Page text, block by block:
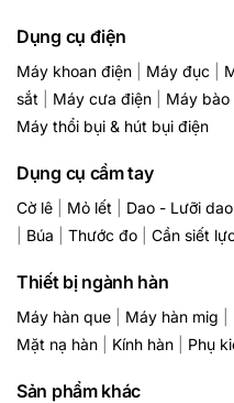
Dụng cụ điện
Máy khoan điện Máy đục
sắt
Máy cưa điện Máy bào
Máy thổi bụi & hút bụi điện
Dụng cụ cầm tay
Cờ lê Mỏ lết Dao - Lưỡi dao
Búa Thước đo Cần siết
Thiết bị ngành hàn
Máy hàn que Máy hàn mig
Mặt nạ hàn
Kính hàn Phụ
Sản phẩm khác